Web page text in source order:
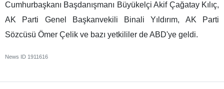
Cumhurbaşkanı Başdanışmanı Büyükelçi Akif Çağatay Kılıç,
AK Parti Genel Başkanvekili Binali Yıldırım, AK Parti
Sözcüsü Ömer Çelik ve bazı yetkililer de ABD'ye geldi.
News ID 1911616